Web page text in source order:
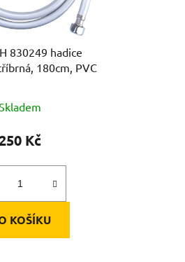
830249 hadice
180cm, PVC
250 Kč
KOŠÍKU